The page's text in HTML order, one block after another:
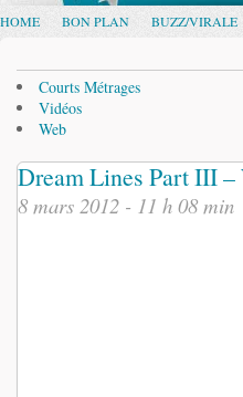
HOME BON PLAN BUZZ/VIRALE
Courts Métrages
Vidéos
Web
Dream Lines Part III
8 mars 2012 - 11 h 08 min